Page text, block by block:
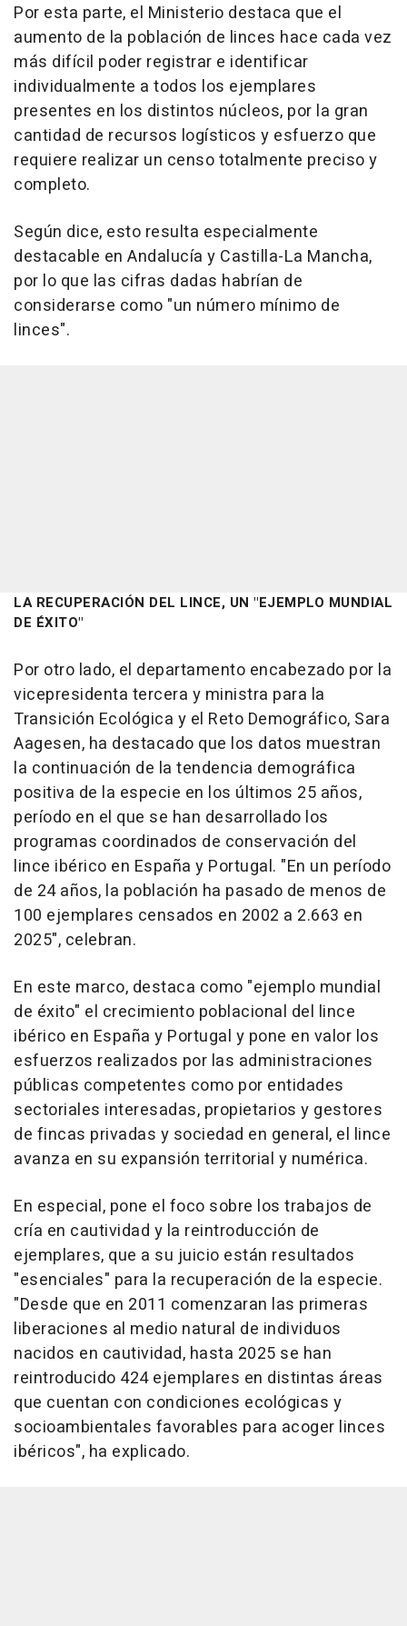
Por esta parte, el Ministerio destaca que el
aumento de la población de linces hace cada vez
más difícil poder registrar e identificar
individualmente a todos los ejemplares
presentes en los distintos núcleos, por la gran
cantidad de recursos logísticos y esfuerzo que
requiere realizar un censo totalmente preciso y
completo.
Según dice, esto resulta especialmente
destacable en Andalucía y Castilla-La Mancha,
por lo que las cifras dadas habrían de
considerarse como "un número mínimo de
linces".
LA RECUPERACIÓN DEL LINCE, UN "EJEMPLO MUNDIAL
DE ÉXITO"
Por otro lado, el departamento encabezado por la
vicepresidenta tercera y ministra para la
Transición Ecológica y el Reto Demográfico, Sara
Aagesen, ha destacado que los datos muestran
la continuación de la tendencia demográfica
positiva de la especie en los últimos 25 años,
período en el que se han desarrollado los
programas coordinados de conservación del
lince ibérico en España y Portugal. "En un período
de 24 años, la población ha pasado de menos de
100 ejemplares censados en 2002 a 2.663 en
2025", celebran.
En este marco, destaca como "ejemplo mundial
de éxito" el crecimiento poblacional del lince
ibérico en España y Portugal y pone en valor los
esfuerzos realizados por las administraciones
públicas competentes como por entidades
sectoriales interesadas, propietarios y gestores
de fincas privadas y sociedad en general, el lince
avanza en su expansión territorial y numérica.
En especial, pone el foco sobre los trabajos de
cría en cautividad y la reintroducción de
ejemplares, que a su juicio están resultados
"esenciales" para la recuperación de la especie.
"Desde que en 2011 comenzaran las primeras
liberaciones al medio natural de individuos
nacidos en cautividad, hasta 2025 se han
reintroducido 424 ejemplares en distintas áreas
que cuentan con condiciones ecológicas y
socioambientales favorables para acoger linces
ibéricos", ha explicado.